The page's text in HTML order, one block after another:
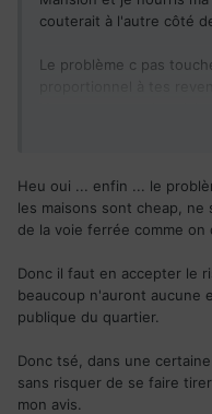
couterait à l'autre côté
Le problème c pas
traverser la frontière
Heu oui ... enfin ... le
les maisons sont cheap,
de la voie ferrée comme on
Donc il faut en accepter le
beaucoup n'auront aucune
publique du quartier.
Donc tsé, dans une
sans risquer de se faire
mon avis.